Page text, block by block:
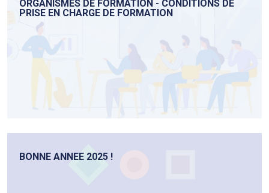
ORGANISMES DE FORMATION - CONDITIONS DE
PRISE EN CHARGE DE FORMATION
BONNE ANNEE 2025 !